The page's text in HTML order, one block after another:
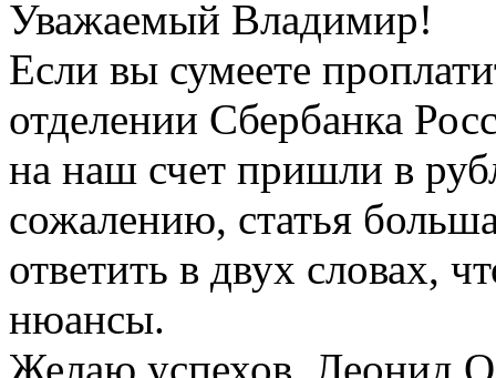
Уважаемый Владимир!
Если вы сумеете
отделении Сбербанка
на наш счет пришли в
сожалению, статья
ответить в двух словах,
нюансы.
Желаю успехов.
Леонид